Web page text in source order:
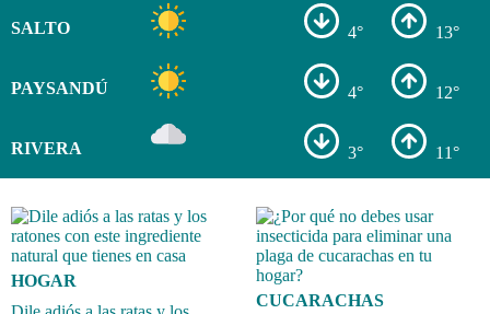
SALTO 4° 13°
PAYSANDÚ 4° 12°
RIVERA 3° 11°
HOGAR
CUCARACHAS